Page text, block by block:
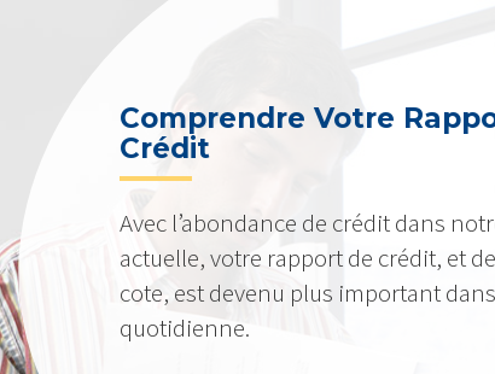
Comprendre Votre
Crédit
Avec l’abondance de crédit dans
actuelle, votre rapport de crédit, et
cote, est devenu plus important
quotidienne.